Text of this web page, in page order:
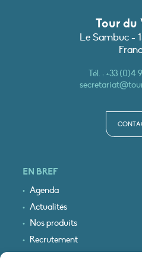
Tour
Le Sambuc -
Tél. :+33 (0)4
EN BREF
Agenda
Actualités
Nos produits
Recrutement